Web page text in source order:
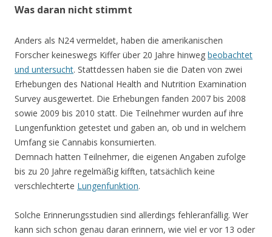
Was daran nicht stimmt
Anders als N24 vermeldet, haben die amerikanischen
Forscher keineswegs Kiffer über 20 Jahre hinweg beobachtet
und untersucht. Stattdessen haben sie die Daten von zwei
Erhebungen des National Health and Nutrition Examination
Survey ausgewertet. Die Erhebungen fanden 2007 bis 2008
sowie 2009 bis 2010 statt. Die Teilnehmer wurden auf ihre
Lungenfunktion getestet und gaben an, ob und in welchem
Umfang sie Cannabis konsumierten.
Demnach hatten Teilnehmer, die eigenen Angaben zufolge
bis zu 20 Jahre regelmäßig kifften, tatsächlich keine
verschlechterte Lungenfunktion.
Solche Erinnerungsstudien sind allerdings fehleranfällig. Wer
kann sich schon genau daran erinnern, wie viel er vor 13 oder